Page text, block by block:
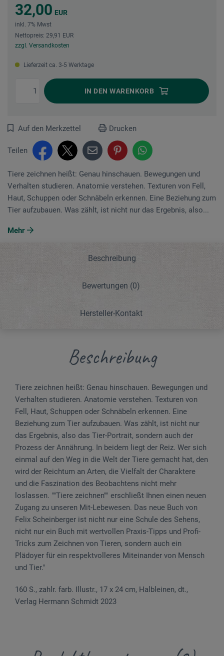
32,00 EUR
inkl. 7% Mwst
Nettopreis: 29,91 EUR
zzgl. Versandkosten
Lieferzeit ca. 3-5 Werktage
IN DEN WARENKORB
Auf den Merkzettel Drucken
Teilen
Tiere zeichnen heißt: Genau hinschauen. Bewegungen und
Verhalten studieren. Anatomie verstehen. Texturen von Fell,
Haut, Schuppen oder Schnäbeln erkennen. Eine Beziehung zum
Tier aufzubauen. Was zählt, ist nicht nur das Ergebnis, also...
Mehr
Beschreibung
Bewertungen (0)
Hersteller-Kontakt
Beschreibung
Tiere zeichnen heißt: Genau hinschauen. Bewegungen und
Verhalten studieren. Anatomie verstehen. Texturen von
Fell, Haut, Schuppen oder Schnäbeln erkennen. Eine
Beziehung zum Tier aufzubauen. Was zählt, ist nicht nur
das Ergebnis, also das Tier-Portrait, sondern auch der
Prozess der Annährung. In beidem liegt der Reiz. Wer sich
einmal auf den Weg in die Welt der Tiere gemacht hat, den
wird der Reichtum an Arten, die Vielfalt der Charaktere
und die Faszination des Beobachtens nicht mehr
loslassen. ""Tiere zeichnen"" erschließt Ihnen einen neuen
Zugang zu unseren Mit-Lebewesen. Das neue Buch von
Felix Scheinberger ist nicht nur eine Schule des Sehens,
nicht nur ein Buch mit wertvollen Praxis-Tipps und Profi-
Tricks zum Zeichnen von Tieren, sondern auch ein
Plädoyer für ein respektvolleres Miteinander von Mensch
und Tier."
160 S., zahlr. farb. Illustr., 17 x 24 cm, Halbleinen, dt.,
Verlag Hermann Schmidt 2023